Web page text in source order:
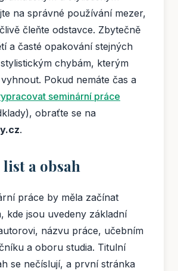
na správné používání mezer,
čleňte odstavce. Zbytečně
a časté opakování stejných
chybám, kterým
Pokud nemáte čas a
seminární práce
obraťte se na
.
a obsah
práce by měla začínat
kde jsou uvedeny základní
názvu práce, učebním
a oboru studia. Titulní
se nečíslují, a první stránka